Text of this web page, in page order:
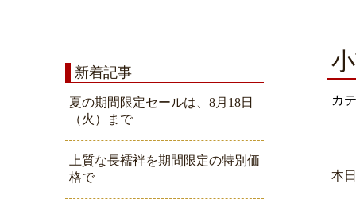
新着記事
夏の期間限定セールは、8月18日
（火）まで
上質な長襦袢を期間限定の特別価
格で
カ
本